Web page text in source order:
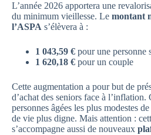
L’année 2026 apportera une
du minimum vieillesse. Le montant
l’ASPA s’élèvera à :
1 043,59 € pour une personne
1 620,18 € pour un couple
Cette augmentation a pour but de
d’achat des seniors face à l’inflation.
personnes âgées les plus modestes
de vie plus digne. Mais attention :
s’accompagne aussi de nouveaux